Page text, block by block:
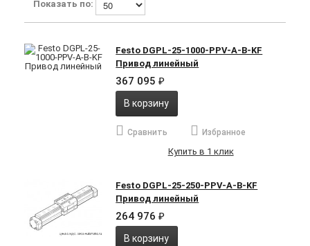
Показать по:
Festo DGPL-25-1000-PPV-A-B-KF
Привод линейный
367 095₽
В корзину
Сравнить Избранное
Купить в 1 клик
Festo DGPL-25-250-PPV-A-B-KF
Привод линейный
264 976₽
В корзину